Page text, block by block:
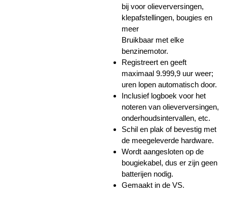
bij voor olieverversingen,
klepafstellingen, bougies en
meer
Bruikbaar met elke
benzinemotor.
Registreert en geeft
maximaal 9.999,9 uur weer;
uren lopen automatisch door.
Inclusief logboek voor het
noteren van olieverversingen,
onderhoudsintervallen, etc.
Schil en plak of bevestig met
de meegeleverde hardware.
Wordt aangesloten op de
bougiekabel, dus er zijn geen
batterijen nodig.
Gemaakt in de VS.